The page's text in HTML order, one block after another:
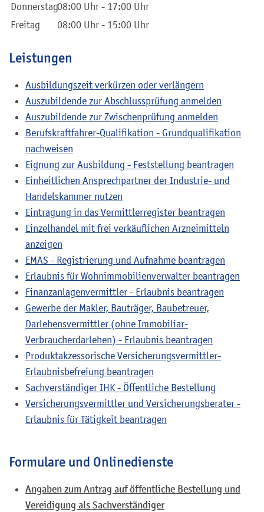
Donnerstag08:00 Uhr- 17:00 Uhr
Freitag
08:00 Uhr- 15:00 Uhr
Leistungen
Ausbildungszeit verkürzen oder verlängern
Auszubildende zur Abschlussprüfung anmelden
Auszubildende zur Zwischenprüfung anmelden
Berufskraftfahrer-Qualifikation - Grundqualifikation
nachweisen
Eignung zur Ausbildung - Feststellung beantragen
Einheitlichen Ansprechpartner der Industrie- und
Handelskammer nutzen
Eintragung in das Vermittlerregister beantragen
Einzelhandel mit frei verkäuflichen Arzneimitteln
anzeigen
EMAS - Registrierung und Aufnahme beantragen
Erlaubnis für Wohnimmobilienverwalter beantragen
Finanzanlagenvermittler - Erlaubnis beantragen
Gewerbe der Makler, Bauträger, Baubetreuer,
Darlehensvermittler (ohne Immobiliar-
Verbraucherdarlehen) - Erlaubnis beantragen
Produktakzessorische Versicherungsvermittler-
Erlaubnisbefreiung beantragen
Sachverständiger IHK - Öffentliche Bestellung
Versicherungsvermittler und Versicherungsberater -
Erlaubnis für Tätigkeit beantragen
Formulare und Onlinedienste
Angaben zum Antrag auf öffentliche Bestellung und
Vereidigung als Sachverständiger